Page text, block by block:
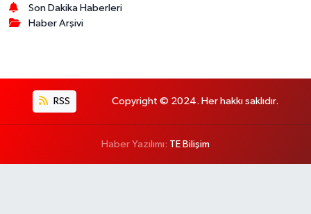
Son Dakika Haberleri
Haber Arşivi
RSS Copyright © 2024. Her hakkı saklıdır.
Haber Yazılımı: TE Bilişim